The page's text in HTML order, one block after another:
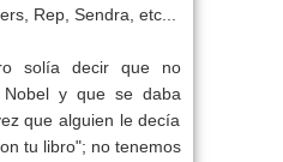
Rep, Sendra, etc...
solía decir que no
y que se daba
que alguien le decía
tu libro"; no tenemos